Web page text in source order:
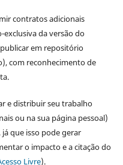
contratos adicionais
da versão do
em repositório
com reconhecimento de
e distribuir seu trabalho
ou na sua página pessoal)
que isso pode gerar
o impacto e a citação do
Livre).